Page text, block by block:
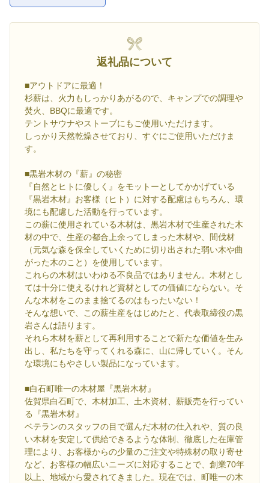
返礼品について
■アウトドアに最適！
杉薪は、火力もしっかりあがるので、キャンプでの調理や
焚火、BBQに最適です。
テントサウナやストーブにもご使用いただけます。
しっかり天然乾燥させており、すぐにご使用いただけま
す。
■黒岩木材の『薪』の秘密
『自然とヒトに優しく』をモットーとしてかかげている
『黒岩木材』お客様（ヒト）に対する配慮はもちろん、環
境にも配慮した活動を行っています。
この薪に使用されている木材は、黒岩木材で生産された木
材の中で、生産の都合上余ってしまった木材や、間伐材
（元気な森を保全していくために切り出された弱い木や曲
がった木のこと）を使用しています。
これらの木材はいわゆる不良品ではありません。木材とし
ては十分に使えるけれど資材としての価値にならない。そ
んな木材をこのまま捨てるのはもったいない！
そんな想いで、この薪生産をはじめたと、代表取締役の黒
岩さんは語ります。
それら木材を薪として再利用することで新たな価値を生み
出し、私たちを守ってくれる森に、山に帰していく。そん
な環境にもやさしい製品になっています。
■白石町唯一の木材屋『黒岩木材』
佐賀県白石町で、木材加工、土木資材、薪販売を行ってい
る『黒岩木材』
ベテランのスタッフの目で選んだ木材の仕入れや、質の良
い木材を安定して供給できるような体制、徹底した在庫管
理により、お客様からの少量のご注文や特殊材の取り寄せ
など、お客様の幅広いニーズに対応することで、創業70年
以上、地域から愛されてきました。現在では、町唯一の木